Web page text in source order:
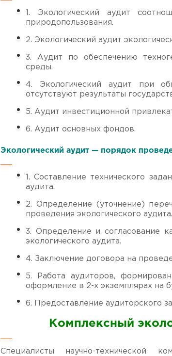
1. Экологический аудит
природопользования.
2. Экологический аудит
3. Аудит по обеспечению
среды.
4. Экологический аудит при
отсутствуют результаты
5. Аудит инвестиционной
6. Аудит основных фондов.
Экологический аудит — порядок
1. Составление технического
аудита.
2. Определение (уточнение)
проведения экологического аудита.
3. Определение и согласование
экологического аудита.
4. Заключение договора на
5. Работа аудиторов,
оформление в 2-х экземплярах на
6. Предоставление аудиторского
Комплексный
Специалисты научно-технической